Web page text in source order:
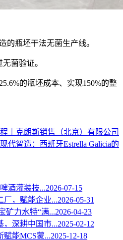
的瓶坯干法无菌生产线。
菌验证。
的瓶坯成本、实现150%的整
｜克朗斯销售（北京）有限公司
代智造：西班牙Estrella Galicia的
酒灌装技...2026-07-15
厂，赋能企业...2026-05-31
矿力水特“满...2026-04-23
，深耕中国市...2025-02-12
赋能MCS蒙...2025-12-18